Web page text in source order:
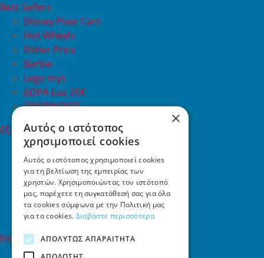
Best Sellers
Disney Pixar Cars
Hot Wheels
Fisher Price
Barbie
Lego toys
ΔΩΡΑ έως 20€
ΠΡΟΣΦΟΡΕΣ
Εξυπηρέτηση Πελατών
Εξυπηρέτηση πελατών
Συχνές ερωτήσεις
Όροι χρήσης
Τρόποι Πληρωμής
Επιστροφές
Επικοινωνία
Επικοινωνία
×
Αυτός ο ιστότοπος
χρησιμοποιεί cookies
Αυτός ο ιστότοπος χρησιμοποιεί cookies
για τη βελτίωση της εμπειρίας των
χρηστών. Χρησιμοποιώντας τον ιστότοπό
μας, παρέχετε τη συγκατάθεσή σας για όλα
τα cookies σύμφωνα με την Πολιτική μας
για τα cookies. Διαβάστε περισσότερα
ΑΠΟΛΎΤΩΣ ΑΠΑΡΑΊΤΗΤΑ